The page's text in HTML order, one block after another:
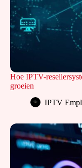
Hoe IPTV-
groeien
IPTV